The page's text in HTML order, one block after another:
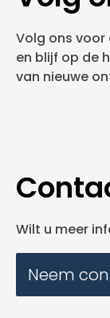
Volg ons
en blijf op de
van nieuwe
Wilt u meer
Neem